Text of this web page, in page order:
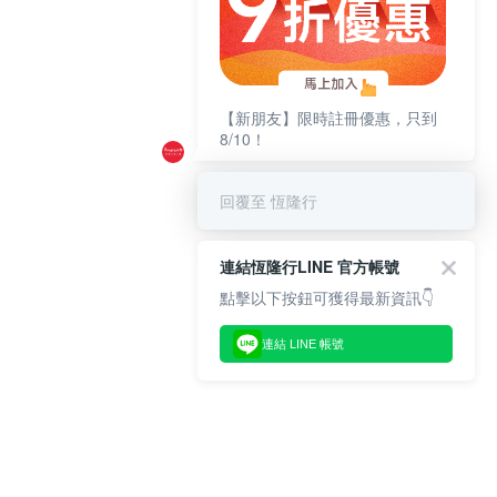
【新朋友】限時註冊優惠，只到
8/10！
回覆至 恆隆行
連結恆隆行LINE 官方帳號
點擊以下按鈕可獲得最新資訊👇
連結 LINE 帳號